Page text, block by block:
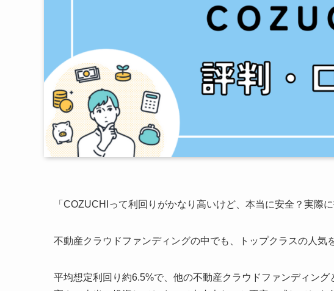
「COZUCHIって利回りがかなり高いけど、本当に安全？実際
不動産クラウドファンディングの中でも、トップクラスの人気
平均想定利回り約6.5%で、他の不動産クラウドファンディン